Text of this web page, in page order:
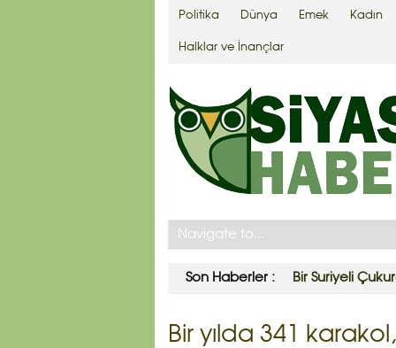
Politika Dünya Emek Kadın
Halklar ve İnançlar
Son Haberler : IŞİD Türkiye
Bir yılda 341